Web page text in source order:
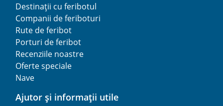
Destinații cu feribotul
Companii de feriboturi
Rute de feribot
Porturi de feribot
Recenziile noastre
Oferte speciale
Nave
Ajutor și informații utile